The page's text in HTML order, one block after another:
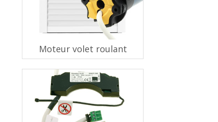
Moteur volet roulant